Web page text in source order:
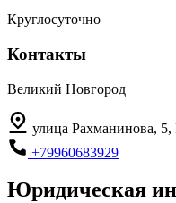
Круглосуточно
Контакты
Великий Новгород
улица Рахманинова,
+79960683929
Юридическая